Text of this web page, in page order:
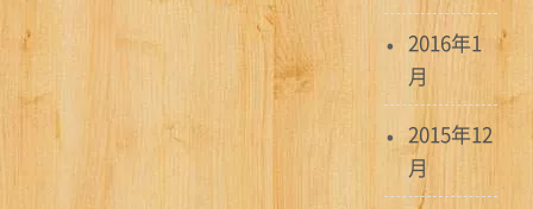
2016年1
月
2015年12
月